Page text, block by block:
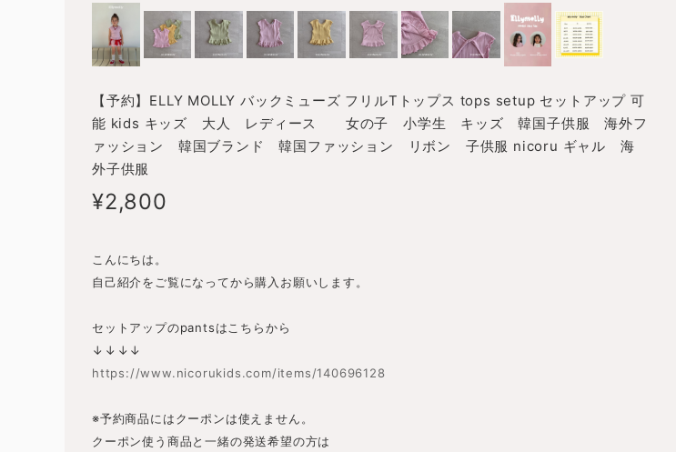
【予約】ELLY MOLLY バックミューズ フリルTトップス tops setup セットアップ 可
能 kids キッズ 大人 レディース 女の子 小学生 キッズ 韓国子供服 海外フ
ァッション 韓国ブランド 韓国ファッション リボン 子供服 nicoru ギャル 海
外子供服
¥2,800
こんにちは。
自己紹介をご覧になってから購入お願いします。
セットアップのpantsはこちらから
↓↓↓↓
https://www.nicorukids.com/items/140696128
※予約商品にはクーポンは使えません。
クーポン使う商品と一緒の発送希望の方は